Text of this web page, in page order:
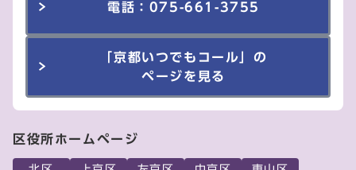
電話：075-661-3755
「京都いつでもコール」の
ページを見る
区役所ホームページ